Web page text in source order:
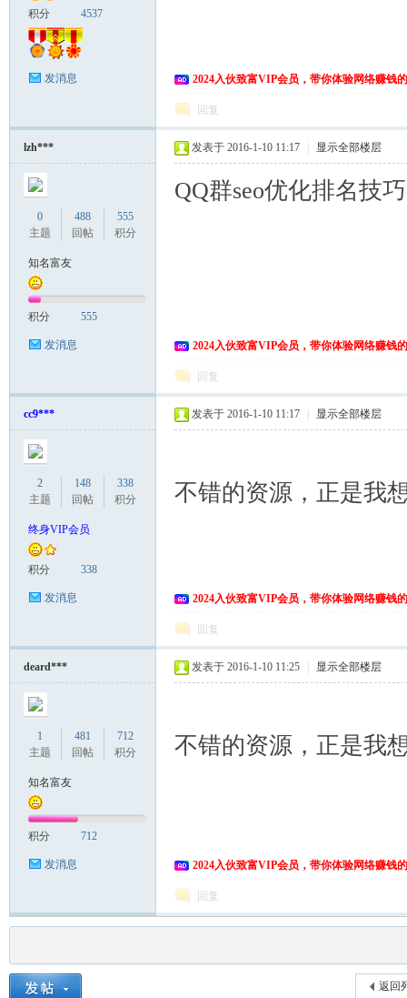
积分 4537
发消息 2024入伙致富VIP会员，带你体验网络赚钱
回复
lzh***
0
主题
488
回帖
555
积分
知名富友
积分 555
发消息
发表于 2016-1-10 11:17 显示全部楼层
QQ群seo优化排名技巧
2024入伙致富VIP会员，带你体验网络赚钱
回复
cc9***
2
主题
148
回帖
338
积分
终身VIP会员
积分 338
发消息
发表于 2016-1-10 11:17 显示全部楼层
不错的资源，正是我
2024入伙致富VIP会员，带你体验网络赚钱
回复
deard***
1
主题
481
回帖
712
积分
知名富友
积分 712
发消息
发表于 2016-1-10 11:25 显示全部楼层
不错的资源，正是我
2024入伙致富VIP会员，带你体验网络赚钱
回复
返回